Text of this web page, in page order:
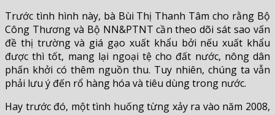
Trước tình hình này, bà Bùi Thị Thanh Tâm cho rằng Bộ
Công Thương và Bộ NN&PTNT cần theo dõi sát sao vấn
đề thị trường và giá gạo xuất khẩu bởi nếu xuất khẩu
được thì tốt, mang lại ngoại tệ cho đất nước, nông dân
phấn khởi có thêm nguồn thu. Tuy nhiên, chúng ta vẫn
phải lưu ý đến rổ hàng hóa và tiêu dùng trong nước.
Hay trước đó, một tình huống từng xảy ra vào năm 2008,